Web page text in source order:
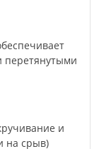
перетянутыми
и
на срыв)